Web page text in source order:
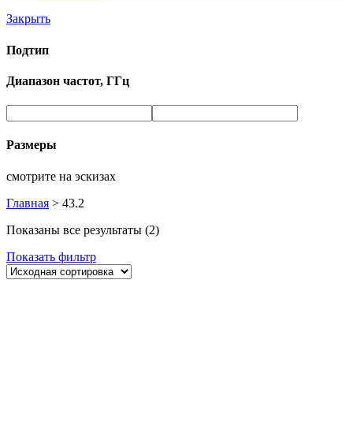
Закрыть
Подтип
Диапазон частот, ГГц
Размеры
смотрите на эскизах
Главная > 43.2
Показаны все результаты (2)
Показать фильтр